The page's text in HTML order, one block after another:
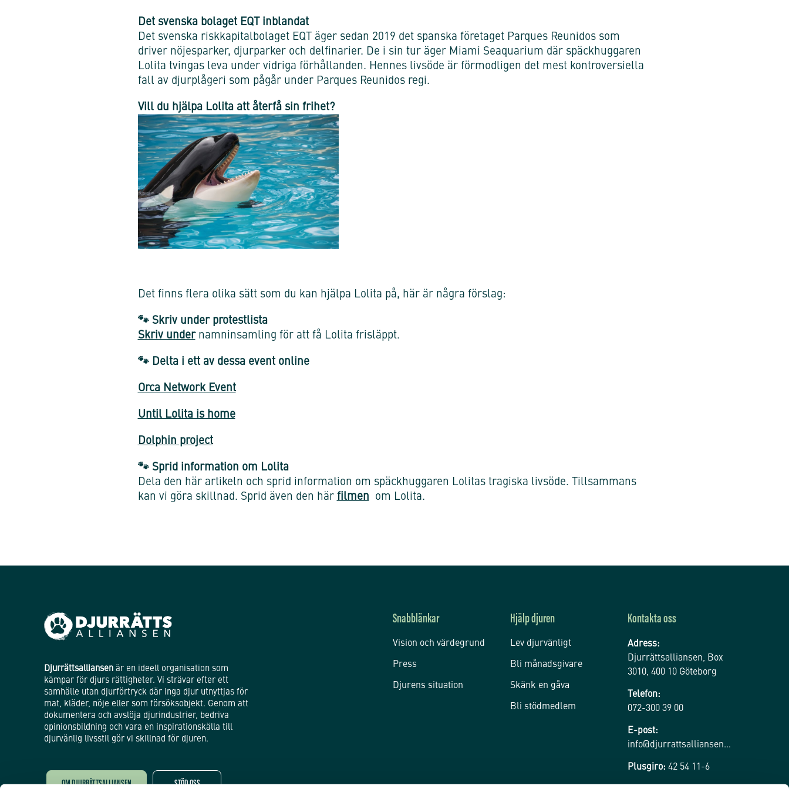
Det svenska bolaget EQT inblandat
Det svenska riskkapitalbolaget EQT äger sedan 2019 det spanska företaget Parques Reunidos som
driver nöjesparker, djurparker och delfinarier. De i sin tur äger Miami Seaquarium där späckhuggaren
Lolita tvingas leva under vidriga förhållanden. Hennes livsöde är förmodligen det mest kontroversiella
fall av djurplågeri som pågår under Parques Reunidos regi.
Vill du hjälpa Lolita att återfå sin frihet?
Det finns flera olika sätt som du kan hjälpa Lolita på, här är några förslag:
🐾 Skriv under protestlista
Skriv undernamninsamling för att få Lolita frisläppt.
🐾 Delta i ett av dessa event online
Orca Network Event
Until Lolita is home
Dolphin project
🐾 Sprid information om Lolita
Dela den här artikeln och sprid information om späckhuggaren Lolitas tragiska livsöde. Tillsammans
kan vi göra skillnad. Sprid även den här filmen om Lolita.
Djurrättsalliansen är en ideell organisation som
kämpar för djurs rättigheter. Vi strävar efter ett
samhälle utan djurförtryck där inga djur utnyttjas för
mat, kläder, nöje eller som försöksobjekt. Genom att
dokumentera och avslöja djurindustrier, bedriva
opinionsbildning och vara en inspirationskälla till
djurvänlig livsstil gör vi skillnad för djuren.
OM DJURRÄTTSALLIANSEN STÖD OSS
Snabblänkar
Vision och värdegrund
Press
Djurens situation
Hjälp djuren
Lev djurvänligt
Bli månadsgivare
Skänk en gåva
Bli stödmedlem
Kontakta oss
Adress:
Djurrättsalliansen, Box
3010, 400 10 Göteborg
Telefon:
072-300 39 00
E-post:
info@djurrattsalliansen.se
Plusgiro: 42 54 11-6